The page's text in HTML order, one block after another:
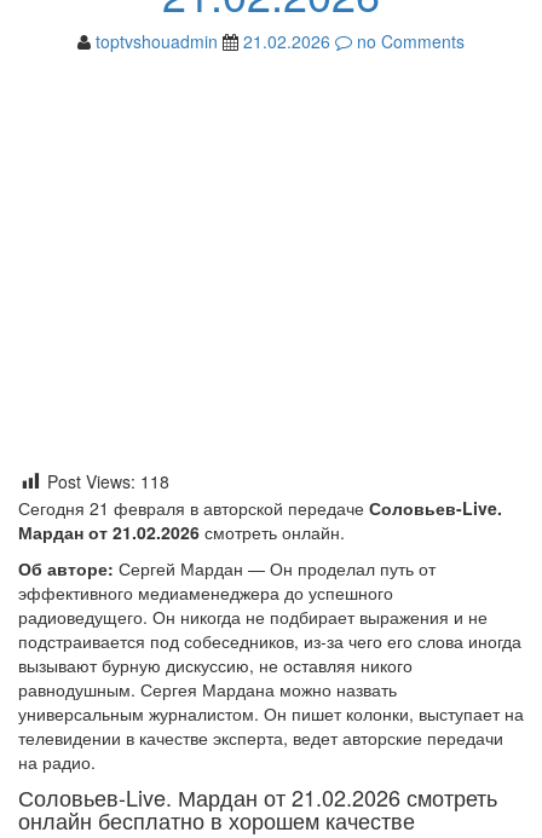
toptvshouadmin 21.02.2026 no Comments
Post Views: 118
Сегодня 21 февраля в авторской передаче Соловьев-Live.
Мардан от 21.02.2026 смотреть онлайн.
Об авторе: Сергей Мардан — Он проделал путь от
эффективного медиаменеджера до успешного
радиоведущего. Он никогда не подбирает выражения и не
подстраивается под собеседников, из-за чего его слова иногда
вызывают бурную дискуссию, не оставляя никого
равнодушным. Сергея Мардана можно назвать
универсальным журналистом. Он пишет колонки, выступает на
телевидении в качестве эксперта, ведет авторские передачи
на радио.
Соловьев-Live. Мардан от 21.02.2026 смотреть
онлайн бесплатно в хорошем качестве